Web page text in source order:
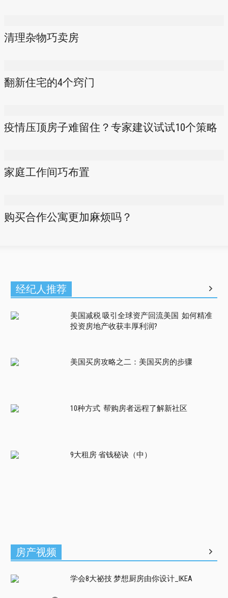
清理杂物巧卖房
翻新住宅的4个窍门
疫情压顶房子难留住？专家建议试试10个策略
家庭工作间巧布置
购买合作公寓更加麻烦吗？
经纪人推荐
美国减税 吸引全球资产回流美国 如何精准
投资房地产收获丰厚利润?
美国买房攻略之二：美国买房的步骤
10种方式 帮购房者远程了解新社区
9大租房 省钱秘诀（中）
房产视频
学会8大祕技 梦想厨房由你设计_IKEA